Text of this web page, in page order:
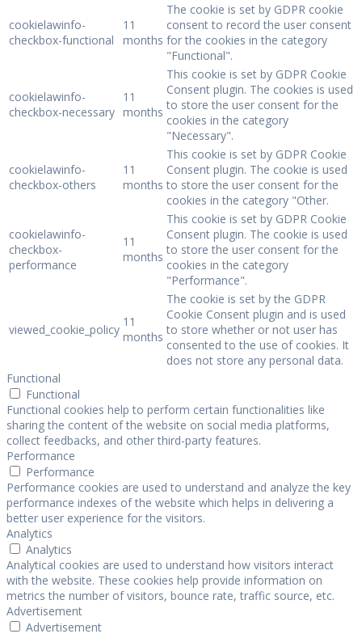
cookielawinfo-
checkbox-functional
11
months
The cookie is set by GDPR cookie
consent to record the user consent
for the cookies in the category
"Functional".
cookielawinfo-
checkbox-necessary
11
months
This cookie is set by GDPR Cookie
Consent plugin. The cookies is used
to store the user consent for the
cookies in the category
"Necessary".
cookielawinfo-
checkbox-others
11
months
This cookie is set by GDPR Cookie
Consent plugin. The cookie is used
to store the user consent for the
cookies in the category "Other.
cookielawinfo-
checkbox-
performance
11
months
This cookie is set by GDPR Cookie
Consent plugin. The cookie is used
to store the user consent for the
cookies in the category
"Performance".
viewed_cookie_policy
11
months
The cookie is set by the GDPR
Cookie Consent plugin and is used
to store whether or not user has
consented to the use of cookies. It
does not store any personal data.
Functional
Functional
Functional cookies help to perform certain functionalities like
sharing the content of the website on social media platforms,
collect feedbacks, and other third-party features.
Performance
Performance
Performance cookies are used to understand and analyze the key
performance indexes of the website which helps in delivering a
better user experience for the visitors.
Analytics
Analytics
Analytical cookies are used to understand how visitors interact
with the website. These cookies help provide information on
metrics the number of visitors, bounce rate, traffic source, etc.
Advertisement
Advertisement